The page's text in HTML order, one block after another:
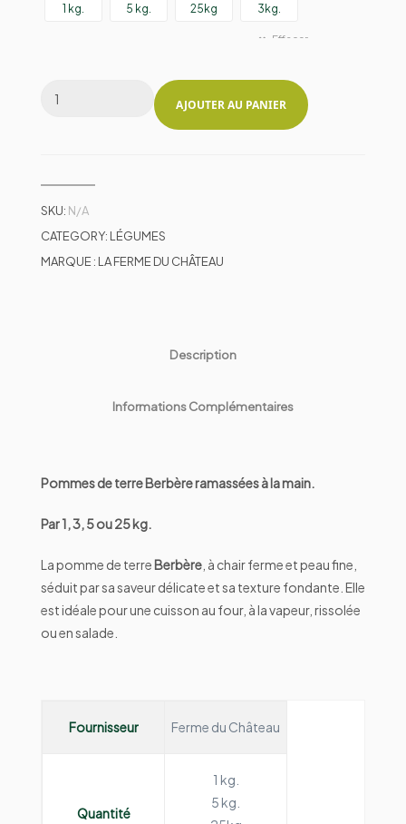
1 kg. 5 kg. 25kg 3kg.
Effacer
AJOUTER AU PANIER
SKU: N/A
CATEGORY: LÉGUMES
MARQUE : LA FERME DU CHÂTEAU
Description
Informations Complémentaires
Pommes de terre Berbère ramassées à la main.
Par 1, 3, 5 ou 25 kg.
La pomme de terreBerbère , à chair ferme et peau fine,
séduit par sa saveur délicate et sa texture fondante. Elle
est idéale pour une cuisson au four, à la vapeur, rissolée
ou en salade.
Fournisseur Ferme du Château
Quantité
1 kg.
5 kg.